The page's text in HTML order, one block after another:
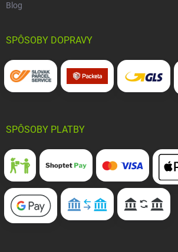
Blog
SPÔSOBY DOPRAVY
SPÔSOBY PLATBY